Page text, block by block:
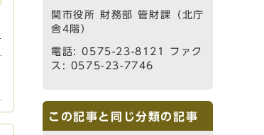
関市役所 財務部 管財課（北庁
舎4階）
電話: 0575-23-8121 ファク
ス: 0575-23-7746
この記事と同じ分類の記事